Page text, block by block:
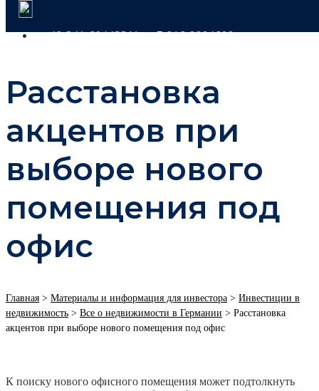
+49 341 60443311 +7 916 9904609
Расстановка
акцентов при
выборе нового
помещения под
офис
Главная > Материалы и информация для инвестора > Инвестиции в
недвижимость > Все о недвижимости в Германии > Расстановка
акцентов при выборе нового помещения под офис
К поиску нового офисного помещения может подтолкнуть